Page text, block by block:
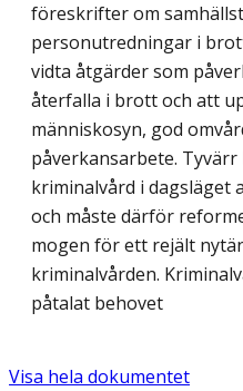
föreskrifter om
personutredningar i
vidta åtgärder som
återfalla i brott och att
människosyn, god
påverkansarbete.
kriminalvård i dagsläget
och måste därför
mogen för ett rejält
kriminalvården.
påtalat behovet
Visa hela dokumentet